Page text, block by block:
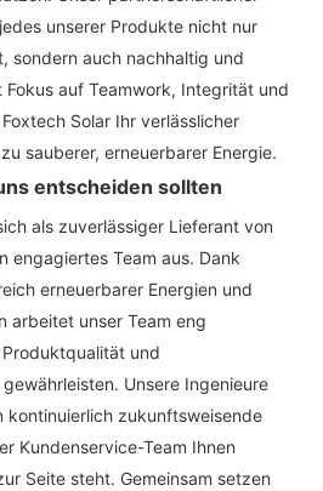
unserer Produkte nicht nur
sondern auch nachhaltig und
auf Teamwork, Integrität und
Solar Ihr verlässlicher
sauberer, erneuerbarer Energie.
entscheiden sollten
als zuverlässiger Lieferant von
engagiertes Team aus. Dank
erneuerbarer Energien und
arbeitet unser Team eng
und
Unsere Ingenieure
kontinuierlich zukunftsweisende
Kundenservice-Team Ihnen
Seite steht. Gemeinsam setzen